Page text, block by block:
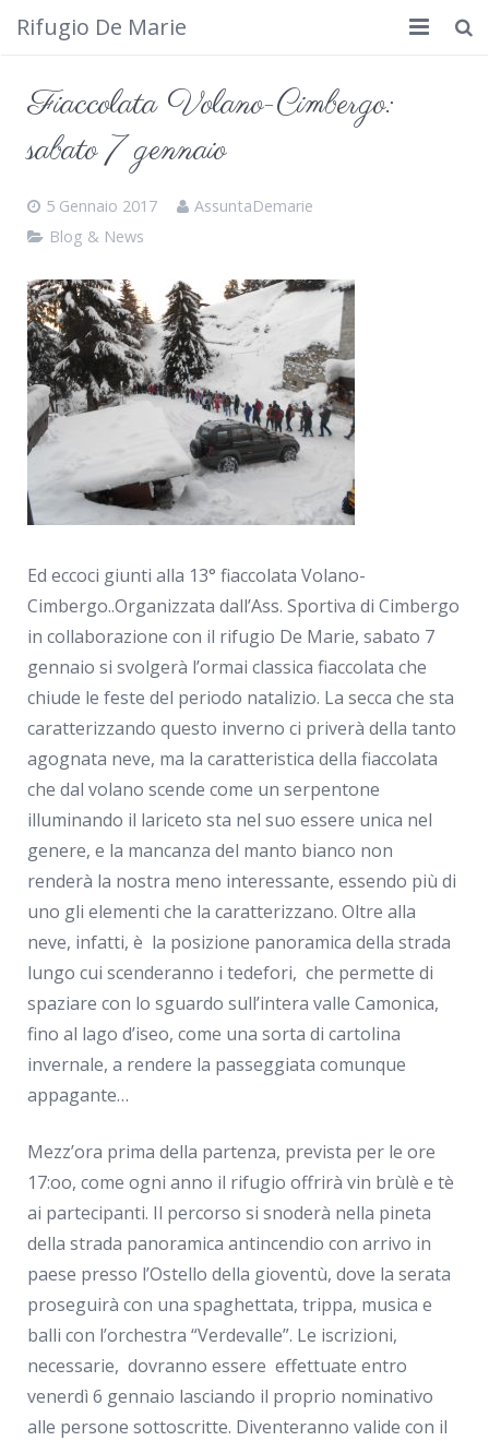
Rifugio De Marie
Dove siamo
Cosa fare
Calendario
Foto
Cimbergo da vedere
Contatti
Fiaccolata Volano-Cimbergo:
sabato 7 gennaio
5 Gennaio 2017
AssuntaDemarie
Blog & News
Ed eccoci giunti alla 13° fiaccolata Volano-
Cimbergo..Organizzata dall’Ass. Sportiva di Cimbergo
in collaborazione con il rifugio De Marie, sabato 7
gennaio si svolgerà l’ormai classica fiaccolata che
chiude le feste del periodo natalizio. La secca che sta
caratterizzando questo inverno ci priverà della tanto
agognata neve, ma la caratteristica della fiaccolata
che dal volano scende come un serpentone
illuminando il lariceto sta nel suo essere unica nel
genere, e la mancanza del manto bianco non
renderà la nostra meno interessante, essendo più di
uno gli elementi che la caratterizzano. Oltre alla
neve, infatti, è la posizione panoramica della strada
lungo cui scenderanno i tedefori, che permette di
spaziare con lo sguardo sull’intera valle Camonica,
fino al lago d’iseo, come una sorta di cartolina
invernale, a rendere la passeggiata comunque
appagante…
Mezz’ora prima della partenza, prevista per le ore
17:oo, come ogni anno il rifugio offrirà vin brùlè e tè
ai partecipanti. Il percorso si snoderà nella pineta
della strada panoramica antincendio con arrivo in
paese presso l’Ostello della gioventù, dove la serata
proseguirà con una spaghettata, trippa, musica e
balli con l’orchestra “Verdevalle”. Le iscrizioni,
necessarie, dovranno essere effettuate entro
venerdì 6 gennaio lasciando il proprio nominativo
alle persone sottoscritte. Diventeranno valide con il